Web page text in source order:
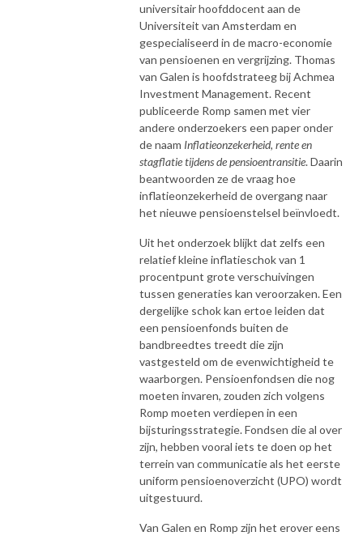
universitair hoofddocent aan de
Universiteit van Amsterdam en
gespecialiseerd in de macro-economie
van pensioenen en vergrijzing. Thomas
van Galen is hoofdstrateeg bij Achmea
Investment Management. Recent
publiceerde Romp samen met vier
andere onderzoekers een paper onder
de naam Inflatieonzekerheid, rente en
stagflatie tijdens de pensioentransitie. Daarin
beantwoorden ze de vraag hoe
inflatieonzekerheid de overgang naar
het nieuwe pensioenstelsel beïnvloedt.
Uit het onderzoek blijkt dat zelfs een
relatief kleine inflatieschok van 1
procentpunt grote verschuivingen
tussen generaties kan veroorzaken. Een
dergelijke schok kan ertoe leiden dat
een pensioenfonds buiten de
bandbreedtes treedt die zijn
vastgesteld om de evenwichtigheid te
waarborgen. Pensioenfondsen die nog
moeten invaren, zouden zich volgens
Romp moeten verdiepen in een
bijsturingsstrategie. Fondsen die al over
zijn, hebben vooral iets te doen op het
terrein van communicatie als het eerste
uniform pensioenoverzicht (UPO) wordt
uitgestuurd.
Van Galen en Romp zijn het erover eens